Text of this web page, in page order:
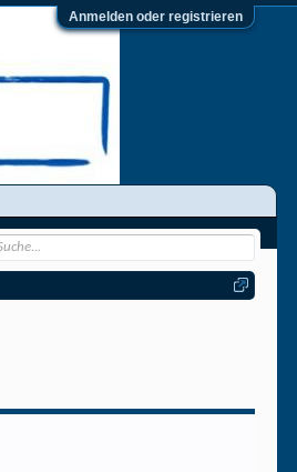
Anmelden oder registrieren